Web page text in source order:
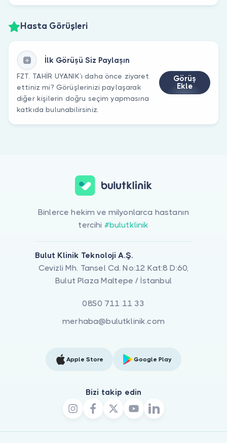
Hasta Görüşleri
İlk Görüşü Siz Paylaşın
FZT. TAHİR UYANIK’ı daha önce ziyaret
ettiniz mi? Görüşlerinizi paylaşarak
diğer kişilerin doğru seçim yapmasına
katkıda bulunabilirsiniz.
Görüş
Ekle
Binlerce hekim ve milyonlarca hastanın
tercihi #bulutklinik
Bulut Klinik Teknoloji A.Ş.
Cevizli Mh. Tansel Cd. No:12 Kat:8 D:60,
Bulut Plaza Maltepe / İstanbul
0850 711 11 33
merhaba@bulutklinik.com
Apple Store Google Play
Bizi takip edin